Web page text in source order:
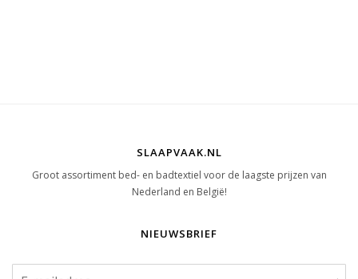
SLAAPVAAK.NL
Groot assortiment bed- en badtextiel voor de laagste prijzen van
Nederland en België!
NIEUWSBRIEF